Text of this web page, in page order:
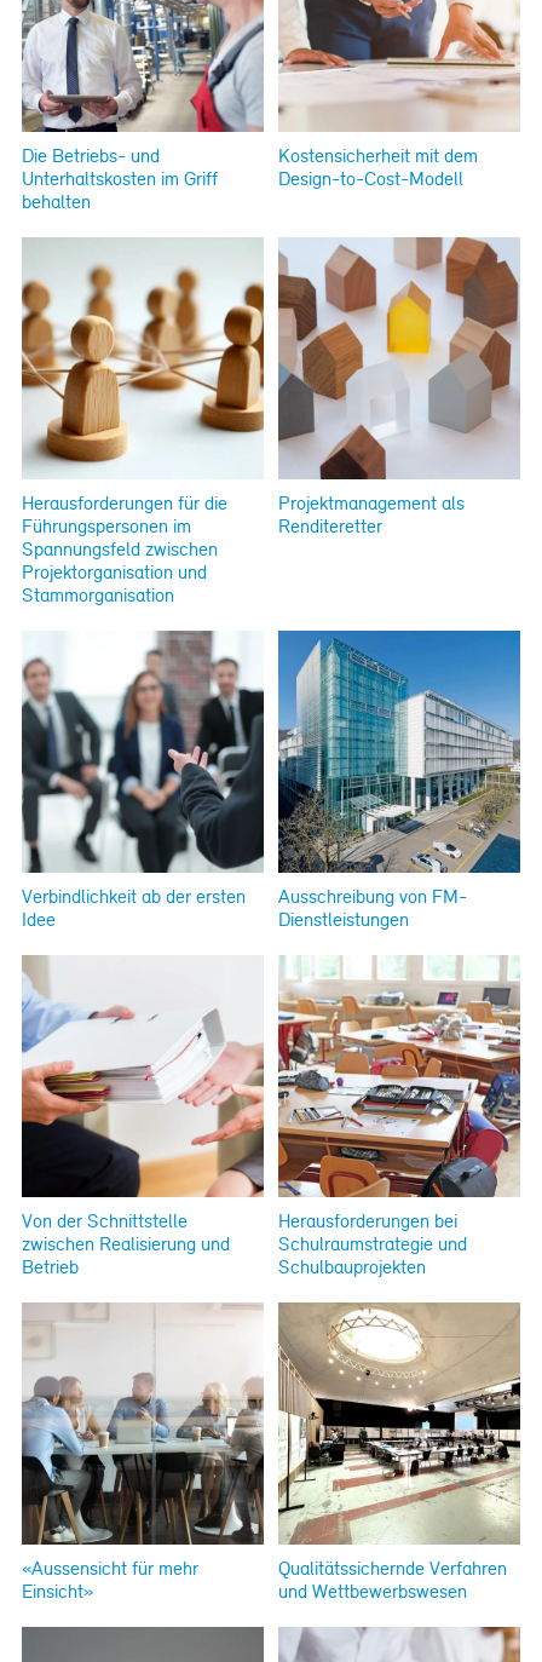
Die Betriebs- und
Unterhaltskosten im Griff
behalten
Kostensicherheit mit dem
Design-to-Cost-Modell
Herausforderungen für die
Führungspersonen im
Spannungsfeld zwischen
Projektorganisation und
Stammorganisation
Projektmanagement als
Renditeretter
Verbindlichkeit ab der ersten
Idee
Ausschreibung von FM-
Dienstleistungen
Von der Schnittstelle
zwischen Realisierung und
Betrieb
Herausforderungen bei
Schulraumstrategie und
Schulbauprojekten
«Aussensicht für mehr
Einsicht»
Qualitätssichernde Verfahren
und Wettbewerbswesen